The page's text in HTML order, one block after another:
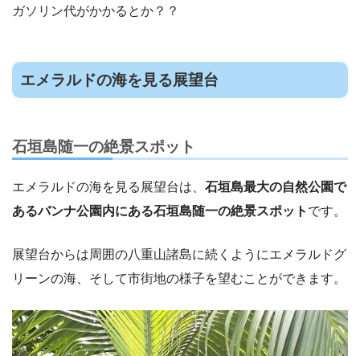
ガソリン代がかかるとか？？
エメラルドの海を見る展望台
石垣島随一の絶景スポット
エメラルドの海を見る展望台は、 石垣島最大の自然公園で
あるバンナ公園内にある石垣島随一の絶景スポット です。
展望台からは周囲の八重山諸島に続くようにエメラルドグ
リーンの海、そして市街地の様子を望むことができます。